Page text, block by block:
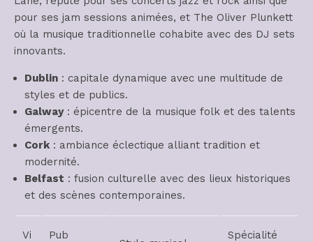
pour ses jam sessions animées, et The Oliver Plunkett
où la musique traditionnelle cohabite avec des DJ sets
innovants.
Dublin : capitale dynamique avec une multitude de
styles et de publics.
Galway: épicentre de la musique folk et des talents
émergents.
Cork : ambiance éclectique alliant tradition et
modernité.
Belfast : fusion culturelle avec des lieux historiques
et des scènes contemporaines.
Vi
Pub
Spécialité